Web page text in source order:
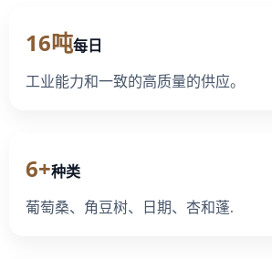
16吨每日
工业能力和一致的高质量的供应。
6+种类
葡萄桑、角豆树、日期、杏和蓬.